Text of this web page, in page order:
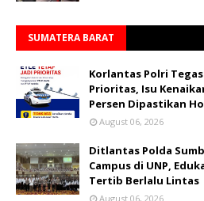
SUMATERA BARAT
Korlantas Polri
Prioritas, Isu
Persen Dipastikan
August 06, 2026
Ditlantas Polda
Campus di UNP,
Tertib Berlalu Lintas
August 06, 2026